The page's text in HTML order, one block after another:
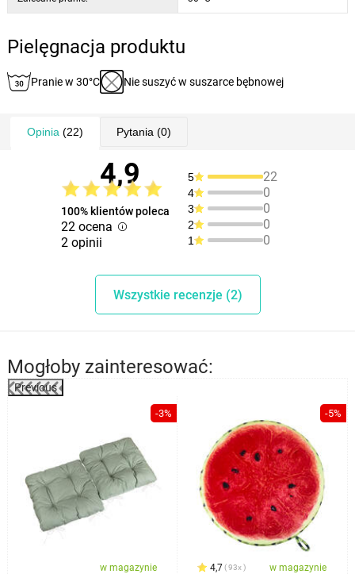
Pielęgnacja produktu
Pranie w 30°C Nie suszyć w suszarce bębnowej
Opinia (22) Pytania (0)
4,9
100% klientów poleca
22 ocena
2 opinii
5 22
4 0
3 0
2 0
1 0
Wszystkie recenzje (2)
Mogłoby zainteresować:
Previous
-3%
w magazynie
-5%
4,7 93x w magazynie